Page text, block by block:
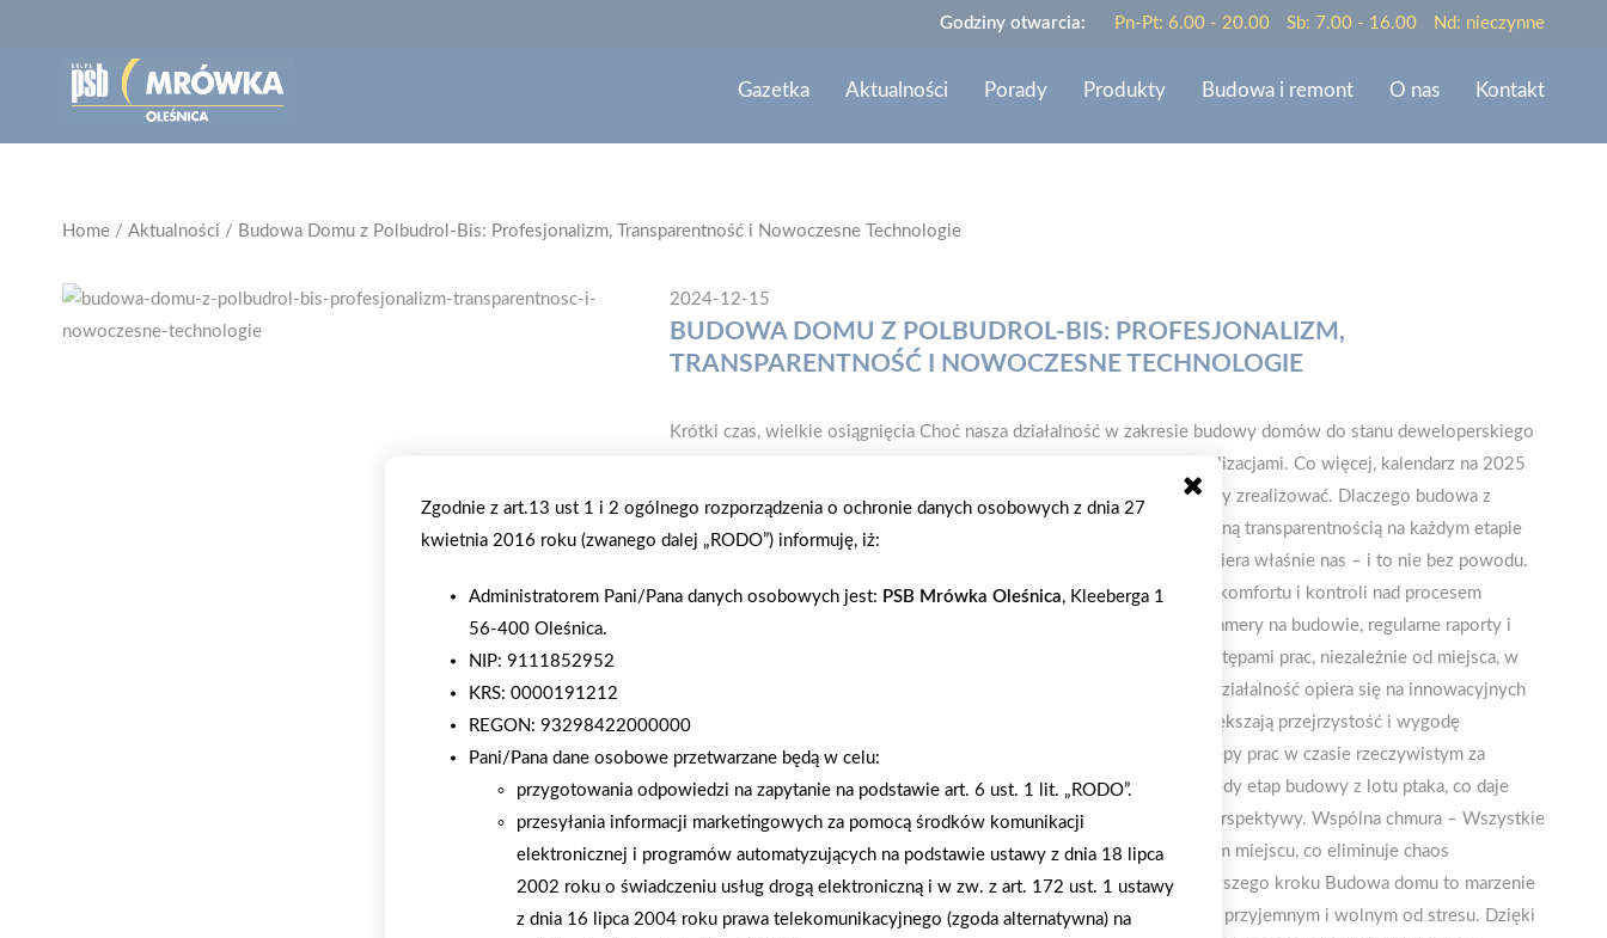
Godziny otwarcia: Pn-Pt: 6.00 - 20.00 Sb: 7.00 - 16.00 Nd: nieczynne
Gazetka Aktualności Porady Produkty Budowa i remont O nas Kontakt
Home / Aktualności / Budowa Domu z Polbudrol-Bis: Profesjonalizm, Transparentność i Nowoczesne Technologie
2024-12-15
BUDOWA DOMU Z POLBUDROL-BIS: PROFESJONALIZM,
TRANSPARENTNOŚĆ I NOWOCZESNE TECHNOLOGIE
Krótki czas, wielkie osiągnięcia Choć nasza działalność w zakresie budowy domów do stanu deweloperskiego
rozpoczęła się niedawno, możemy pochwalić się kilkoma udanymi realizacjami. Co więcej, kalendarz na 2025
rok wypełniony jest kolejnymi ambitnymi projektami, które zamierzamy zrealizować. Dlaczego budowa z
Polbudrol? Na rynku wyróżniamy się kompleksowym podejściem i pełną transparentnością na każdym etapie
realizacji. Coraz więcej osób budujących swoje wymarzone domy wybiera właśnie nas – i to nie bez powodu.
Nasza filozofia opiera się na zapewnieniu Inwestorom maksymalnego komfortu i kontroli nad procesem
budowy. Dzięki zastosowaniu nowoczesnych technologii, takich jak kamery na budowie, regularne raporty i
dostęp do pełnej dokumentacji, nasi klienci mogą być na bieżąco z postępami prac, niezależnie od miejsca, w
którym się znajdują.’ Nowoczesne rozwiązania technologiczne Nasza działalność opiera się na innowacyjnych
narzędziach, które nie tylko usprawniają proces budowy, ale także zwiększają przejrzystość i wygodę
współpracy: Kamery na budowie – Każdy Inwestor może śledzić postępy prac w czasie rzeczywistym za
pomocą dedykowanej aplikacji mobilnej. Drony – Dokumentujemy każdy etap budowy z lotu ptaka, co daje
pełen obraz realizacji i możliwość monitorowania postępów z innej perspektywy. Wspólna chmura – Wszystkie
dokumenty, zdjęcia i szczegółowy harmonogram są dostępne w jednym miejscu, co eliminuje chaos
informacyjny i ułatwia komunikację. Komfortowa współpraca od pierwszego kroku Budowa domu to marzenie
wielu osób. Naszą misją jest sprawić, by jego realizacja była procesem przyjemnym i wolnym od stresu. Dzięki
Zgodnie z art.13 ust 1 i 2 ogólnego rozporządzenia o ochronie danych osobowych z dnia 27
kwietnia 2016 roku (zwanego dalej „RODO”) informuję, iż:
Administratorem Pani/Pana danych osobowych jest: PSB Mrówka Oleśnica, Kleeberga 1
56-400 Oleśnica.
NIP: 9111852952
KRS: 0000191212
REGON: 93298422000000
Pani/Pana dane osobowe przetwarzane będą w celu:
przygotowania odpowiedzi na zapytanie na podstawie art. 6 ust. 1 lit. „RODO”.
przesyłania informacji marketingowych za pomocą środków komunikacji
elektronicznej i programów automatyzujących na podstawie ustawy z dnia 18 lipca
2002 roku o świadczeniu usług drogą elektroniczną i w zw. z art. 172 ust. 1 ustawy
z dnia 16 lipca 2004 roku prawa telekomunikacyjnego (zgoda alternatywna) na